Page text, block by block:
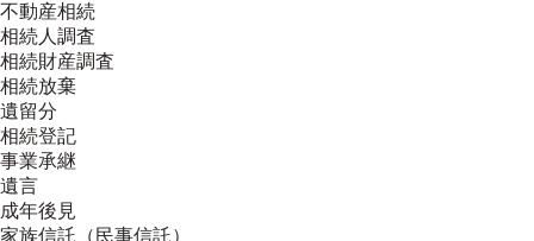
不動産相続
相続人調査
相続財産調査
相続放棄
遺留分
相続登記
事業承継
遺言
成年後見
家族信託（民事信託）